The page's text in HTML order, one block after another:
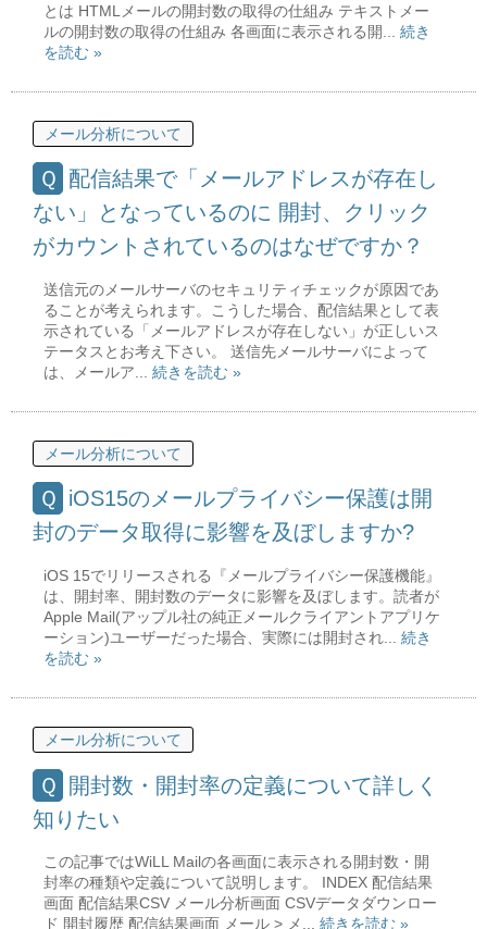
とは HTMLメールの開封数の取得の仕組み テキストメー
ルの開封数の取得の仕組み 各画面に表示される開... 続き
を読む »
メール分析について
配信結果で「メールアドレスが存在し
ない」となっているのに 開封、クリック
がカウントされているのはなぜですか？
送信元のメールサーバのセキュリティチェックが原因であ
ることが考えられます。こうした場合、配信結果として表
示されている「メールアドレスが存在しない」が正しいス
テータスとお考え下さい。 送信先メールサーバによって
は、メールア... 続きを読む »
メール分析について
iOS15のメールプライバシー保護は開
封のデータ取得に影響を及ぼしますか?
iOS 15でリリースされる『メールプライバシー保護機能』
は、開封率、開封数のデータに影響を及ぼします。読者が
Apple Mail(アップル社の純正メールクライアントアプリケ
ーション)ユーザーだった場合、実際には開封され... 続き
を読む »
メール分析について
開封数・開封率の定義について詳しく
知りたい
この記事ではWiLL Mailの各画面に表示される開封数・開
封率の種類や定義について説明します。 INDEX 配信結果
画面 配信結果CSV メール分析画面 CSVデータダウンロー
ド 開封履歴 配信結果画面 メール > メ... 続きを読む »